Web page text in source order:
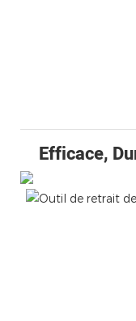
Efficace,